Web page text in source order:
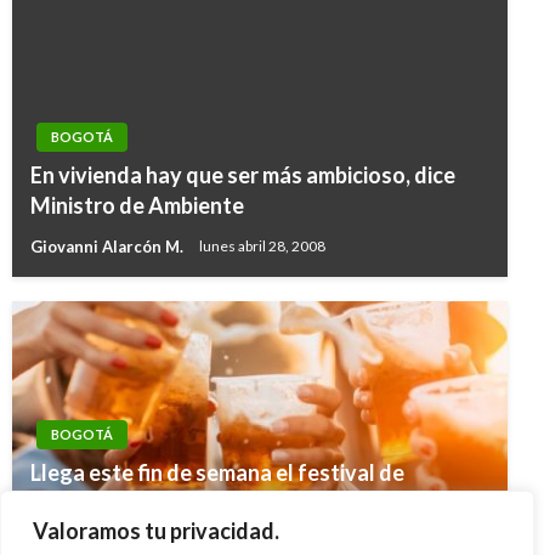
Valoramos tu privacidad.
BOGOTÁ
En vivienda hay que ser más ambicioso, dice
Ministro de Ambiente
Giovanni Alarcón M. lunes abril 28, 2008
BOGOTÁ
Llega este fin de semana el festival de
Hecho en Bogotá’
JUDICIAL
Llaman a imputación de cargos por el delito de
homicidios a policías por incendio en el CAI de